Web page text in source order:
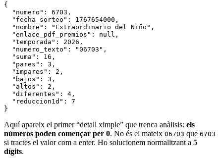
{
  "numero"
: 6703 ,
  "fecha_sorteo"
: 1767654000 ,
  "nombre"
: "Extraordinario del Niño" ,
  "enlace_pdf_premios"
: null ,
  "temporada"
: 2026 ,
  "numero_texto"
: "06703" ,
  "suma"
: 16 ,
  "pares"
: 3 ,
  "impares"
: 2 ,
  "bajos"
: 3 ,
  "altos"
: 2 ,
  "diferentes"
: 4 ,
  "reduccion1d"
:
7
}
Aquí apareix el primer “detall ximple” que trenca anàlisis: els
números poden començar per 0. No és el mateix 06703 que 6703
si tractes el valor com a enter. Ho solucionem normalitzant a 5
dígits.